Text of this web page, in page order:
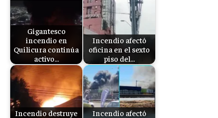
Gigantesco
incendio en
Quilicura continúa
activo…
Incendio afectó
oficina en el sexto
piso del…
Incendio destruye
Incendio afectó